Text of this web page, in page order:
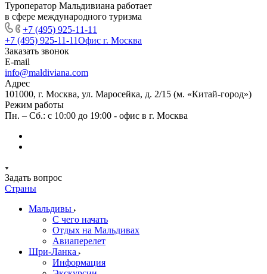
Туроператор Мальдивиана работает
в сфере международного туризма
+7 (495) 925-11-11
+7 (495) 925-11-11Офис г. Москва
Заказать звонок
E-mail
info@maldiviana.com
Адрес
101000, г. Москва, ул. Маросейка, д. 2/15 (м. «Китай-город»)
Режим работы
Пн. – Сб.: с 10:00 до 19:00 - офис в г. Москва
Задать вопрос
Страны
Мальдивы
С чего начать
Отдых на Мальдивах
Авиаперелет
Шри-Ланка
Информация